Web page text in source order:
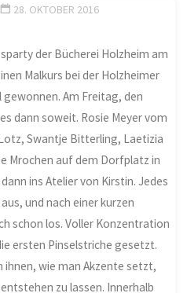
28. OKTOBER 2016
der Bücherei Holzheim am
Malkurs bei der Holzheimer
Am Freitag, den
dann soweit. Rosie Meyer vom
Swantje Bitterling, Laetizia
Mrochen auf dem Dorfplatz in
ins Atelier von Kirstin. Jedes
und nach einer kurzen
schon los. Voller Konzentration
ersten Pinselstriche gesetzt.
ihnen, wie man Akzente setzt,
zu lassen. Innerhalb